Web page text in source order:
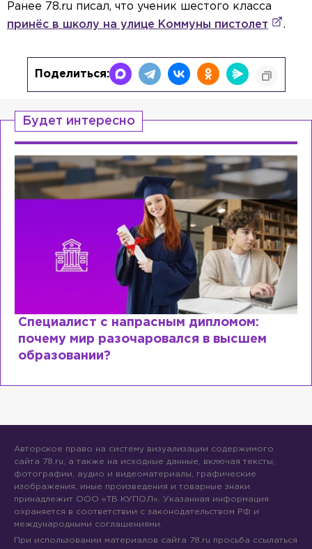
Ранее 78.ru писал, что ученик шестого класса
принёс в школу на улице Коммуны пистолет
.
Поделиться:
Будет интересно
Специалист с напрасным дипломом:
почему мир разочаровался в высшем
образовании?
Авторское право на систему визуализации содержимого
сайта 78.ru, а также на исходные данные, включая тексты,
фотографии, аудио и видеоматериалы, графические
изображения, иные произведения и товарные знаки
принадлежит ООО «ТВ КУПОЛ». Указанная информация
охраняется в соответствии с законодательством РФ и
международными соглашениями.
При использовании материалов сайта 78.ru просьба ссылаться